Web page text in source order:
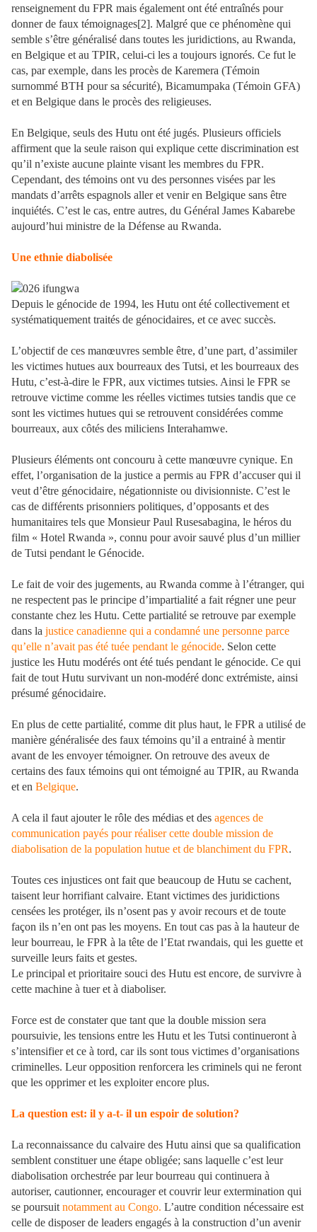
renseignement du FPR mais également ont été entraînés pour
donner de faux témoignages[2]. Malgré que ce phénomène qui
semble s’être généralisé dans toutes les juridictions, au Rwanda,
en Belgique et au TPIR, celui-ci les a toujours ignorés. Ce fut le
cas, par exemple, dans les procès de Karemera (Témoin
surnommé BTH pour sa sécurité), Bicamumpaka (Témoin GFA)
et en Belgique dans le procès des religieuses.
En Belgique, seuls des Hutu ont été jugés. Plusieurs officiels
affirment que la seule raison qui explique cette discrimination est
qu’il n’existe aucune plainte visant les membres du FPR.
Cependant, des témoins ont vu des personnes visées par les
mandats d’arrêts espagnols aller et venir en Belgique sans être
inquiétés. C’est le cas, entre autres, du Général James Kabarebe
aujourd’hui ministre de la Défense au Rwanda.
Une ethnie diabolisée
Depuis le génocide de 1994, les Hutu ont été collectivement et
systématiquement traités de génocidaires, et ce avec succès.
L’objectif de ces manœuvres semble être, d’une part, d’assimiler
les victimes hutues aux bourreaux des Tutsi, et les bourreaux des
Hutu, c’est-à-dire le FPR, aux victimes tutsies. Ainsi le FPR se
retrouve victime comme les réelles victimes tutsies tandis que ce
sont les victimes hutues qui se retrouvent considérées comme
bourreaux, aux côtés des miliciens Interahamwe.
Plusieurs éléments ont concouru à cette manœuvre cynique. En
effet, l’organisation de la justice a permis au FPR d’accuser qui il
veut d’être génocidaire, négationniste ou divisionniste. C’est le
cas de différents prisonniers politiques, d’opposants et des
humanitaires tels que Monsieur Paul Rusesabagina, le héros du
film « Hotel Rwanda », connu pour avoir sauvé plus d’un millier
de Tutsi pendant le Génocide.
Le fait de voir des jugements, au Rwanda comme à l’étranger, qui
ne respectent pas le principe d’impartialité a fait régner une peur
constante chez les Hutu. Cette partialité se retrouve par exemple
dans la justice canadienne qui a condamné une personne parce
qu’elle n’avait pas été tuée pendant le génocide. Selon cette
justice les Hutu modérés ont été tués pendant le génocide. Ce qui
fait de tout Hutu survivant un non-modéré donc extrémiste, ainsi
présumé génocidaire.
En plus de cette partialité, comme dit plus haut, le FPR a utilisé de
manière généralisée des faux témoins qu’il a entrainé à mentir
avant de les envoyer témoigner. On retrouve des aveux de
certains des faux témoins qui ont témoigné au TPIR, au Rwanda
et en Belgique.
A cela il faut ajouter le rôle des médias et des agences de
communication payés pour réaliser cette double mission de
diabolisation de la population hutue et de blanchiment du FPR.
Toutes ces injustices ont fait que beaucoup de Hutu se cachent,
taisent leur horrifiant calvaire. Etant victimes des juridictions
censées les protéger, ils n’osent pas y avoir recours et de toute
façon ils n’en ont pas les moyens. En tout cas pas à la hauteur de
leur bourreau, le FPR à la tête de l’Etat rwandais, qui les guette et
surveille leurs faits et gestes.
Le principal et prioritaire souci des Hutu est encore, de survivre à
cette machine à tuer et à diaboliser.
Force est de constater que tant que la double mission sera
poursuivie, les tensions entre les Hutu et les Tutsi continueront à
s’intensifier et ce à tord, car ils sont tous victimes d’organisations
criminelles. Leur opposition renforcera les criminels qui ne feront
que les opprimer et les exploiter encore plus.
La question est: il y a-t- il un espoir de solution?
La reconnaissance du calvaire des Hutu ainsi que sa qualification
semblent constituer une étape obligée; sans laquelle c’est leur
diabolisation orchestrée par leur bourreau qui continuera à
autoriser, cautionner, encourager et couvrir leur extermination qui
se poursuit notamment au Congo. L’autre condition nécessaire est
celle de disposer de leaders engagés à la construction d’un avenir